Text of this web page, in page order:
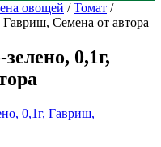
овощей /Томат /
Семена от автора
0,1г,